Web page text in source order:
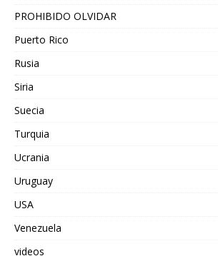
PROHIBIDO OLVIDAR
Puerto Rico
Rusia
Siria
Suecia
Turquia
Ucrania
Uruguay
USA
Venezuela
videos